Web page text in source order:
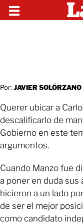
Por: JAVIER
Querer ubicar a
descalificarlo de
Gobierno en este
argumentos.
Cuando Manzo fue
a poner en duda sus
hicieron a un lado
de ser el mejor
como candidato